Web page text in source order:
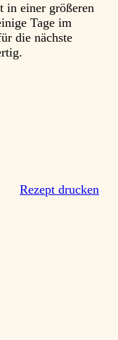
in einer größeren
Tage im
die nächste
Rezept drucken